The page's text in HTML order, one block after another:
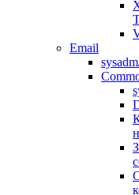
Email